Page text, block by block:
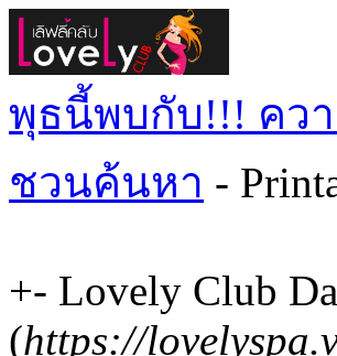
พุธนี้พบกับ!!! คว
ชวนค้นหา -
+- Lovely Club
(https://